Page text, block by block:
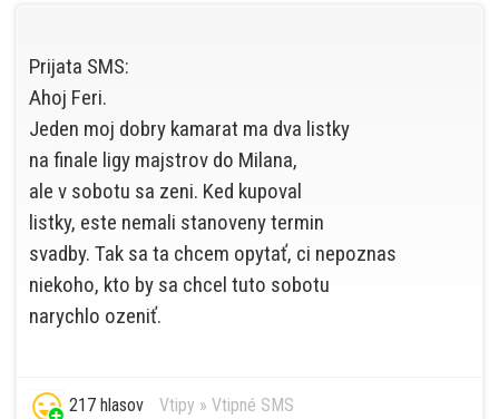
Prijata SMS:
Ahoj Feri.
Jeden moj dobry kamarat ma dva listky
na finale ligy majstrov do Milana,
ale v sobotu sa zeni. Ked kupoval
listky, este nemali stanoveny termin
svadby. Tak sa ta chcem opytať, ci nepoznas
niekoho, kto by sa chcel tuto sobotu
narychlo ozeniť.
217 hlasov Vtipy » Vtipné SMS